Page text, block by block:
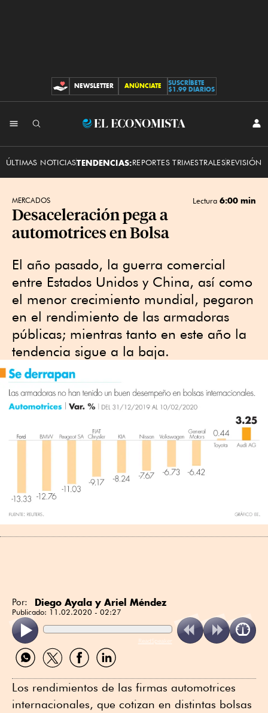
CONTRIBUCIONES
NEWSLETTER ANÚNCIATE
SUSCRÍBETE
$1.99 DIARIOS
El
ÚLTIMAS NOTICIASTENDENCIAS:REPORTES TRIMESTRALESREVISIÓN
MERCADOS Lectura 6:00 min
Desaceleración pega a
automotrices en Bolsa
El año pasado, la guerra comercial
entre Estados Unidos y China, así como
el menor crecimiento mundial, pegaron
en el rendimiento de las armadoras
públicas; mientras tanto en este año la
tendencia sigue a la baja.
Por: Diego Ayala y Ariel Méndez
Publicado: 11.02.2020 - 02:27
ReadSpeaker
Compartir
por
Compartir
por
Compartir
por
Compartir
por
Los rendimientos de las firmas automotrices
internacionales, que cotizan en distintas bolsas